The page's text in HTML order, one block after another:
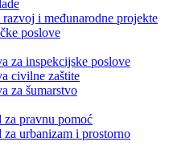
razvoj i međunarodne projekte
poslove
za inspekcijske poslove
civilne zaštite
za šumarstvo
pravnu pomoć
urbanizam i prostorno